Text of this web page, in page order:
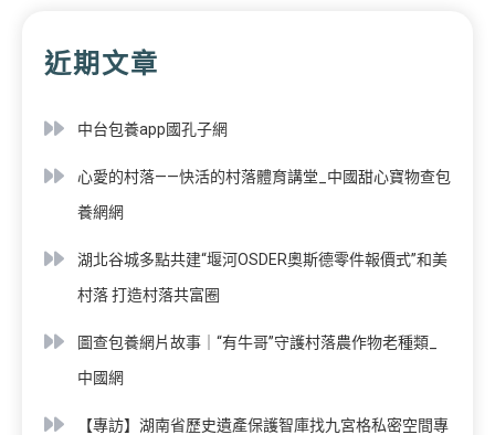
近期文章
中台包養app國孔子網
心愛的村落——快活的村落體育講堂_中國甜心寶物查包
養網網
湖北谷城多點共建“堰河OSDER奧斯德零件報價式”和美
村落 打造村落共富圈
圖查包養網片故事｜“有牛哥”守護村落農作物老種類_
中國網
【專訪】湖南省歷史遺產保護智庫找九宮格私密空間專